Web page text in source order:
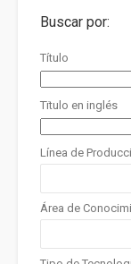
Buscar por:
Título
Tïtulo en inglés
Línea de
Área de